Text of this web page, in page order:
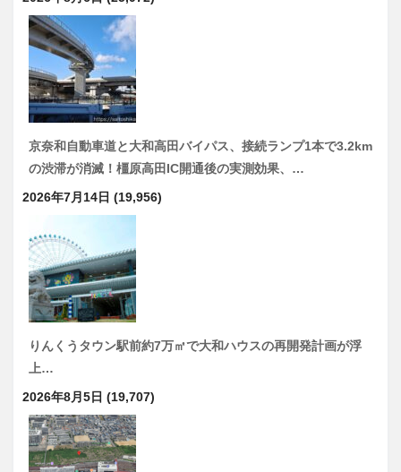
京奈和自動車道と大和高田バイパス、接続ランプ1本で3.2km
の渋滞が消滅！橿原高田IC開通後の実測効果、…
2026年7月14日 (19,956)
りんくうタウン駅前約7万㎡で大和ハウスの再開発計画が浮
上…
2026年8月5日 (19,707)